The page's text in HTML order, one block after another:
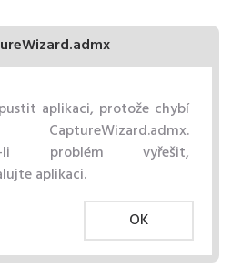
aplikaci, protože chybí
CaptureWizard.admx.
li problém vyřešit,
aplikaci.
OK